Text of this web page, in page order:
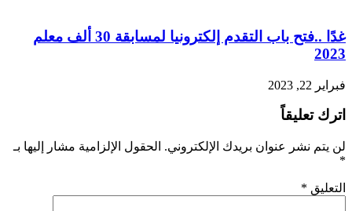
غدًا ..فتح باب التقدم إلكترونيا لمسابقة 30 ألف معلم
2023
فبراير 22, 2023
اترك تعليقاً
لن يتم نشر عنوان بريدك الإلكتروني. الحقول الإلزامية مشار إليها بـ
*
التعليق *